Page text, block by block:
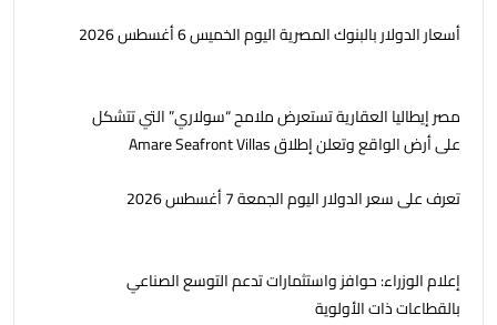
أسعار الدولار بالبنوك المصرية اليوم الخميس 6 أغسطس 2026
مصر إيطاليا العقارية تستعرض ملامح “سولاري” التي تتشكل
على أرض الواقع وتعلن إطلاق Amare Seafront Villas
تعرف على سعر الدولار اليوم الجمعة 7 أغسطس 2026
إعلام الوزراء: حوافز واستثمارات تدعم التوسع الصناعي
بالقطاعات ذات الأولوية